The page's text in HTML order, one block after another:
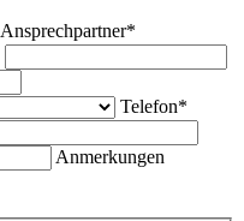
Ansprechpartner*
Telefon*
Anmerkungen